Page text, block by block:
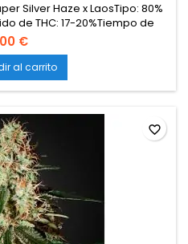
Silver Haze x LaosTipo: 80%
de THC: 17-20%Tiempo de
en interiorProducción en
en exterior: 800-1200
en interior; hasta 250 cm en
Especiados, cítricos,
€
al carrito
favorite_border